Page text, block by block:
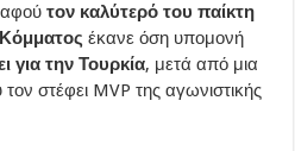
αφού τον καλύτερό του παίκτη
Κόμματος έκανε όση υπομονή
για την Τουρκία, μετά από μια
στέφει MVP της αγωνιστικής